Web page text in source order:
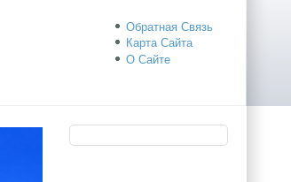
Обратная Связь
Карта Сайта
О Сайте